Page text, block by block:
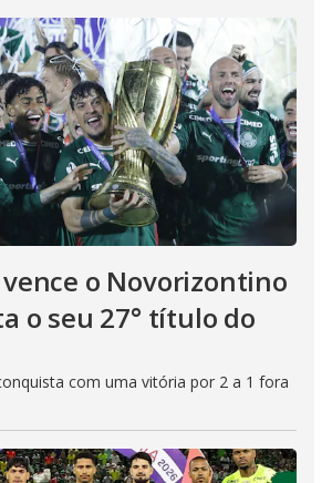
o Novorizontino
o seu 27° título do
com uma vitória por 2 a 1 fora